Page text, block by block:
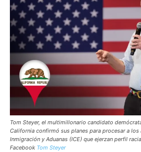
Tom Steyer, el multimillonario candidato
California confirmó sus planes para procesar a
Inmigración y Aduanas (ICE) que ejerzan perfil
Facebook Tom Steyer